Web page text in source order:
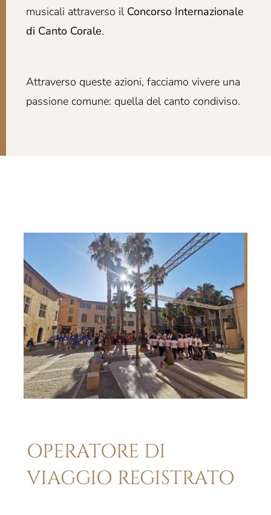
musicali attraverso il Concorso Internazionale
di Canto Corale.
Attraverso queste azioni, facciamo vivere una
passione comune: quella del canto condiviso.
OPERATORE DI
VIAGGIO REGISTRATO